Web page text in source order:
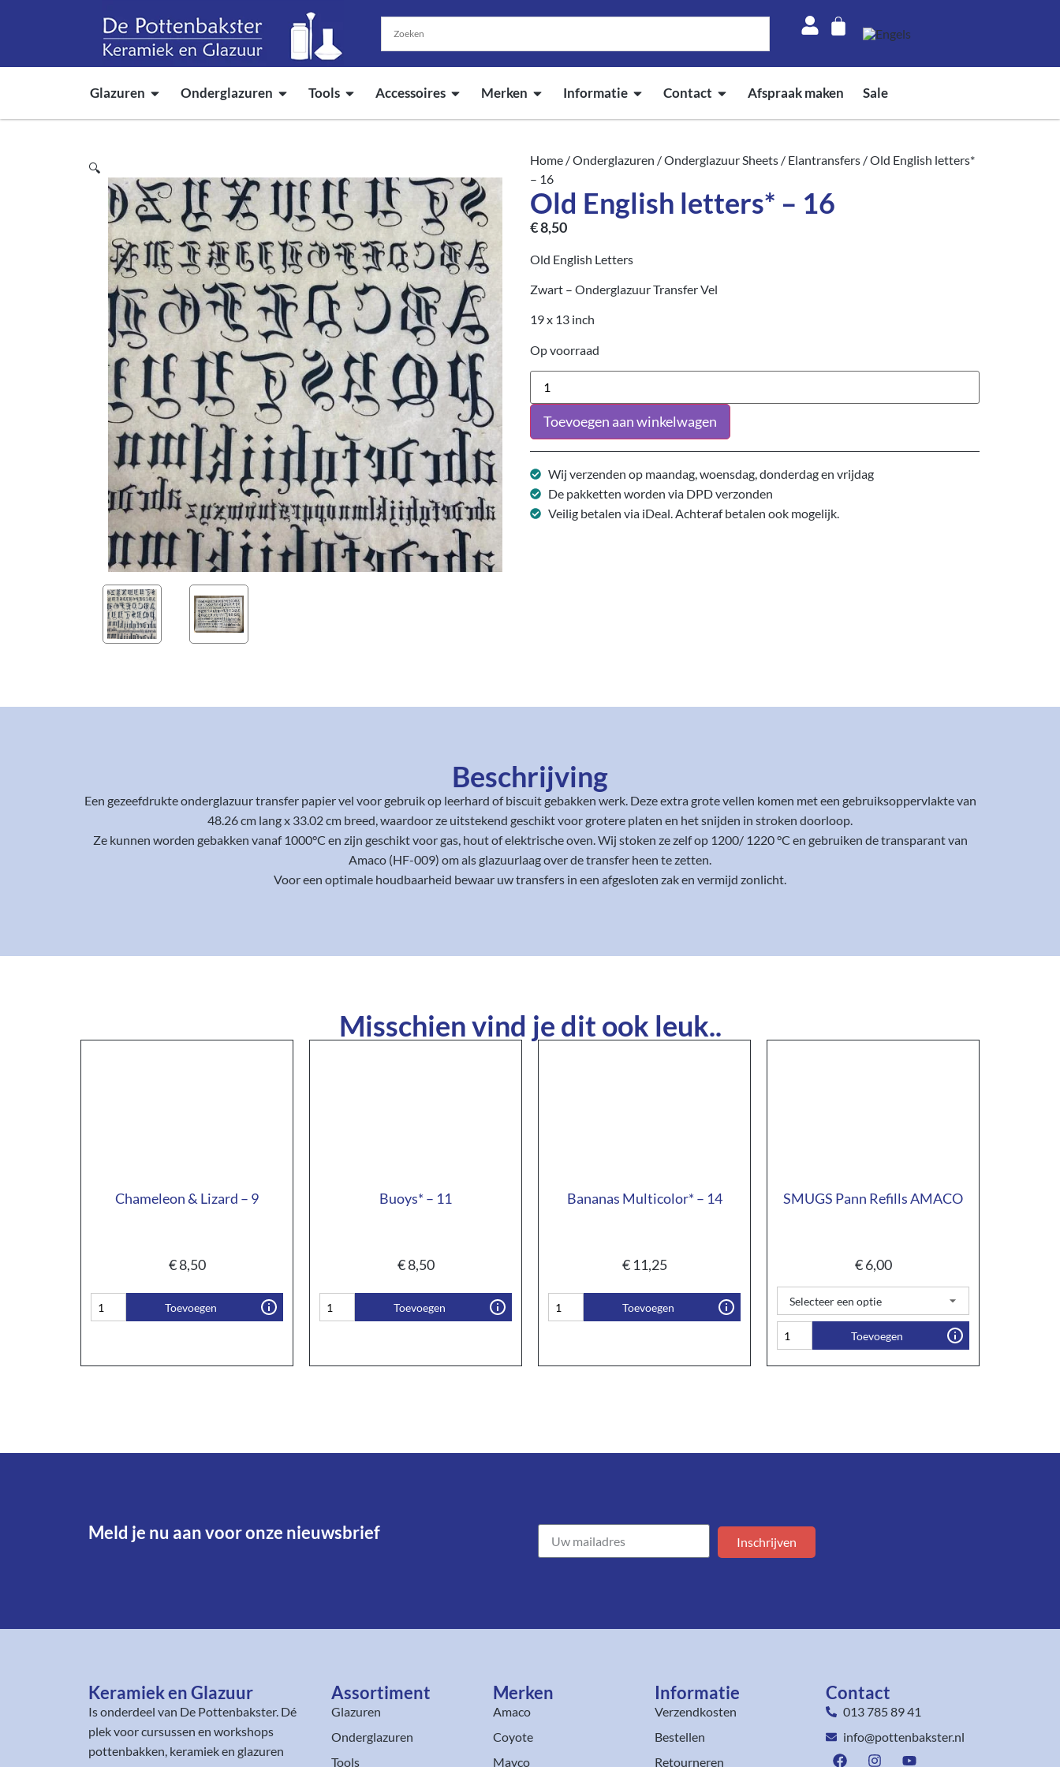
Glazuren Onderglazuren Tools Accessoires Merken Informatie Contact Afspraak maken Sale
🔍
Home /Onderglazuren /Onderglazuur Sheets / Elantransfers / Old English letters*
– 16
Old English letters* – 16
€8,50
Old English Letters
Zwart – Onderglazuur Transfer Vel
19 x 13 inch
Op voorraad
Toevoegen aan winkelwagen
Wij verzenden op maandag, woensdag, donderdag en vrijdag
De pakketten worden via DPD verzonden
Veilig betalen via iDeal. Achteraf betalen ook mogelijk.
Beschrijving
Een gezeefdrukte onderglazuur transfer papier vel voor gebruik op leerhard of biscuit gebakken werk. Deze extra grote vellen komen met een gebruiksoppervlakte van
48.26 cm lang x 33.02 cm breed, waardoor ze uitstekend geschikt voor grotere platen en het snijden in stroken doorloop.
Ze kunnen worden gebakken vanaf 1000°C en zijn geschikt voor gas, hout of elektrische oven. Wij stoken ze zelf op 1200/ 1220 °C en gebruiken de transparant van
Amaco (HF-009) om als glazuurlaag over de transfer heen te zetten.
Voor een optimale houdbaarheid bewaar uw transfers in een afgesloten zak en vermijd zonlicht.
Misschien vind je dit ook leuk..
Chameleon & Lizard – 9
€8,50
Toevoegen
Buoys* – 11
€8,50
Toevoegen
Bananas Multicolor* – 14
€11,25
Toevoegen
SMUGS Pann Refills AMACO
€6,00
Toevoegen
Meld je nu aan voor onze nieuwsbrief​ Inschrijven
Keramiek en Glazuur​
Is onderdeel van De Pottenbakster. Dé
plek voor cursussen en workshops
pottenbakken, keramiek en glazuren
Assortiment​
Glazuren
Onderglazuren
Tools
Merken
Amaco
Coyote
Mayco
Informatie
Verzendkosten
Bestellen
Retourneren
Contact
013 785 89 41
info@pottenbakster.nl